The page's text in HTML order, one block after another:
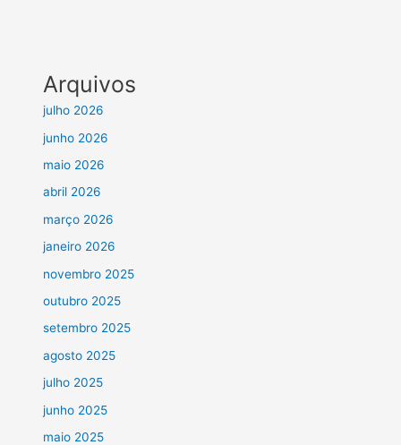
Arquivos
julho 2026
junho 2026
maio 2026
abril 2026
março 2026
janeiro 2026
novembro 2025
outubro 2025
setembro 2025
agosto 2025
julho 2025
junho 2025
maio 2025